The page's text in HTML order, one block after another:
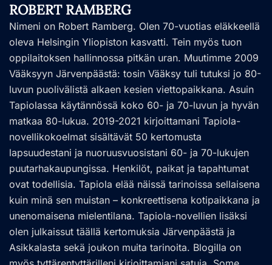
ROBERT RAMBERG
Nimeni on Robert Ramberg. Olen 70-vuotias eläkkeellä
oleva Helsingin Yliopiston kasvatti. Tein myös tuon
oppilaitoksen hallinnossa pitkän uran. Muutimme 2009
Vääksyyn Järvenpäästä: tosin Vääksy tuli tutuksi jo 80-
luvun puolivälistä alkaen kesien viettopaikkana. Asuin
Tapiolassa käytännössä koko 60- ja 70-luvun ja hyvän
matkaa 80-lukua. 2019-2021 kirjoittamani Tapiola-
novellikokoelmat sisältävät 50 kertomusta
lapsuudestani ja nuoruusvuosistani 60- ja 70-lukujen
puutarhakaupungissa. Henkilöt, paikat ja tapahtumat
ovat todellisia. Tapiola elää näissä tarinoissa sellaisena
kuin minä sen muistan – konkreettisena kotipaikkana ja
unenomaisena mielentilana. Tapiola-novellien lisäksi
olen julkaissut täällä kertomuksia Järvenpäästä ja
Asikkalasta sekä joukon muita tarinoita. Blogilla on